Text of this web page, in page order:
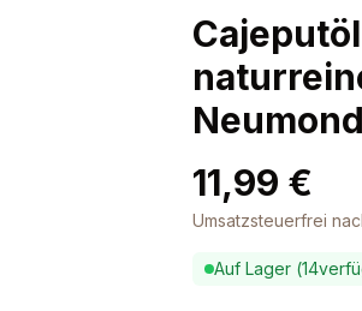
11,99 €
Umsatzsteuerfrei
Auf Lager (14